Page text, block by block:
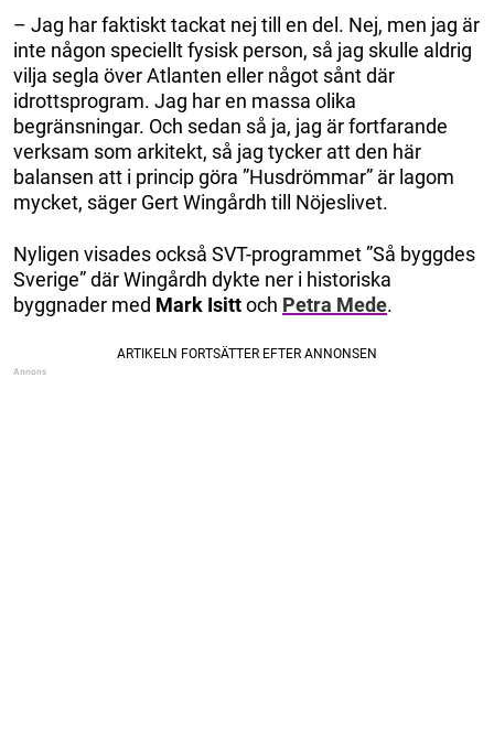
– Jag har faktiskt tackat nej till en del. Nej, men jag är
inte någon speciellt fysisk person, så jag skulle aldrig
vilja segla över Atlanten eller något sånt där
idrottsprogram. Jag har en massa olika
begränsningar. Och sedan så ja, jag är fortfarande
verksam som arkitekt, så jag tycker att den här
balansen att i princip göra ”Husdrömmar” är lagom
mycket, säger Gert Wingårdh till Nöjeslivet.
Nyligen visades också SVT-programmet ”Så byggdes
Sverige” där Wingårdh dykte ner i historiska
byggnader med Mark Isittoch Petra Mede.